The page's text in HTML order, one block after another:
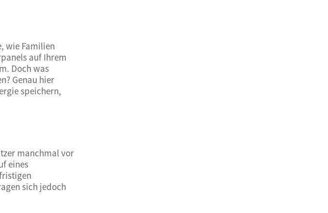
wie Familien
auf Ihrem
Doch was
Genau hier
speichern,
manchmal vor
eines
sich jedoch